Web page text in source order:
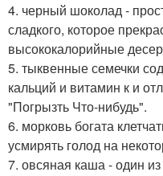
4. черный шоколад -
сладкого, которое
высококалорийные
5. тыквенные семечки
кальций и витамин к и
"Погрызть Что-нибудь".
6. морковь богата
усмирять голод на
7. овсяная каша - один